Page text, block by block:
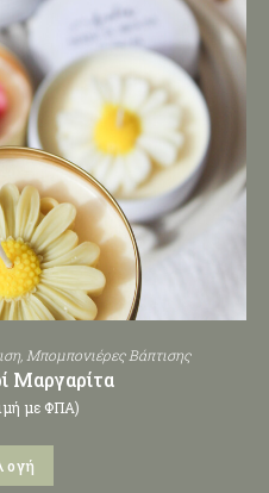
,Μπομπονιέρες Βάπτισης
Μαργαρίτα
με ΦΠΑ)